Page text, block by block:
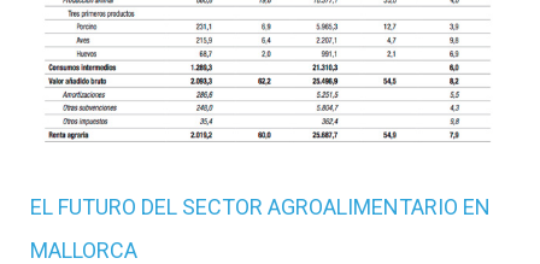
EL FUTURO DEL SECTOR AGROALIMENTARIO EN
MALLORCA